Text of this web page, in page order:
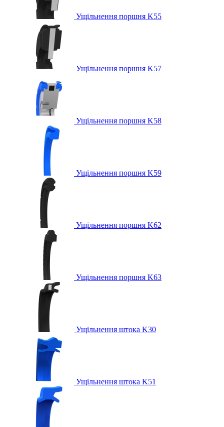
Ущільнення поршня K55
Ущільнення поршня K57
Ущільнення поршня K58
Ущільнення поршня K59
Ущільнення поршня K62
Ущільнення поршня K63
Ущільнення штока K30
Ущільнення штока K51